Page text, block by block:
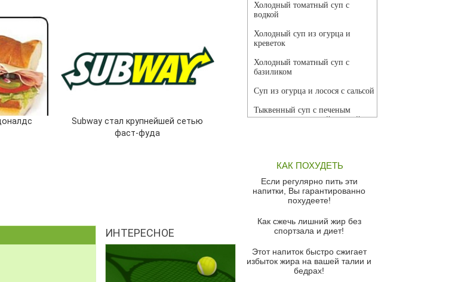
Subway стал крупнейшей сетью
фаст-фуда
ИНТЕРЕСНОЕ
Холодный томатный суп с
водкой
Холодный суп из огурца и
креветок
Холодный томатный суп с
базиликом
Суп из огурца и лосося с сальсой
Тыквенный суп с печеным
чесноком и томатной сальсой
красного перца
Парижский луковый суп
Суп из спаржи и горошка с
Суп-крем из цветной капусты
Французский луковый суп
Суп из баклажанов с моцареллой
КАК ПОХУДЕТЬ
Если регулярно пить эти
напитки, Вы гарантированно
похудеете!
Как сжечь лишний жир без
спортзала и диет!
Этот напиток быстро сжигает
избыток жира на вашей талии и
бедрах!